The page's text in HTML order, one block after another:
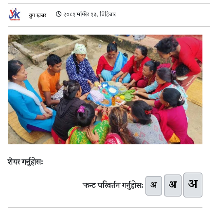
युग खबर २०८१ मंग्सिर १३, बिहिबार
शेयर गर्नुहोस:
फन्ट परिवर्तन गर्नुहोस: अ अ अ